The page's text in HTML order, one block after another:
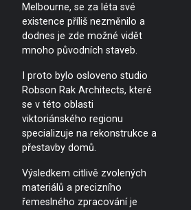
Melbourne, se za léta své
existence příliš nezměnilo a
dodnes je zde možné vidět
mnoho původních staveb.
I proto bylo osloveno studio
Robson Rak Architects, které
se v této oblasti
viktoriánského regionu
specializuje na rekonstrukce a
přestavby domů.
Výsledkem citlivě zvolených
materiálů a precizního
řemeslného zpracování je